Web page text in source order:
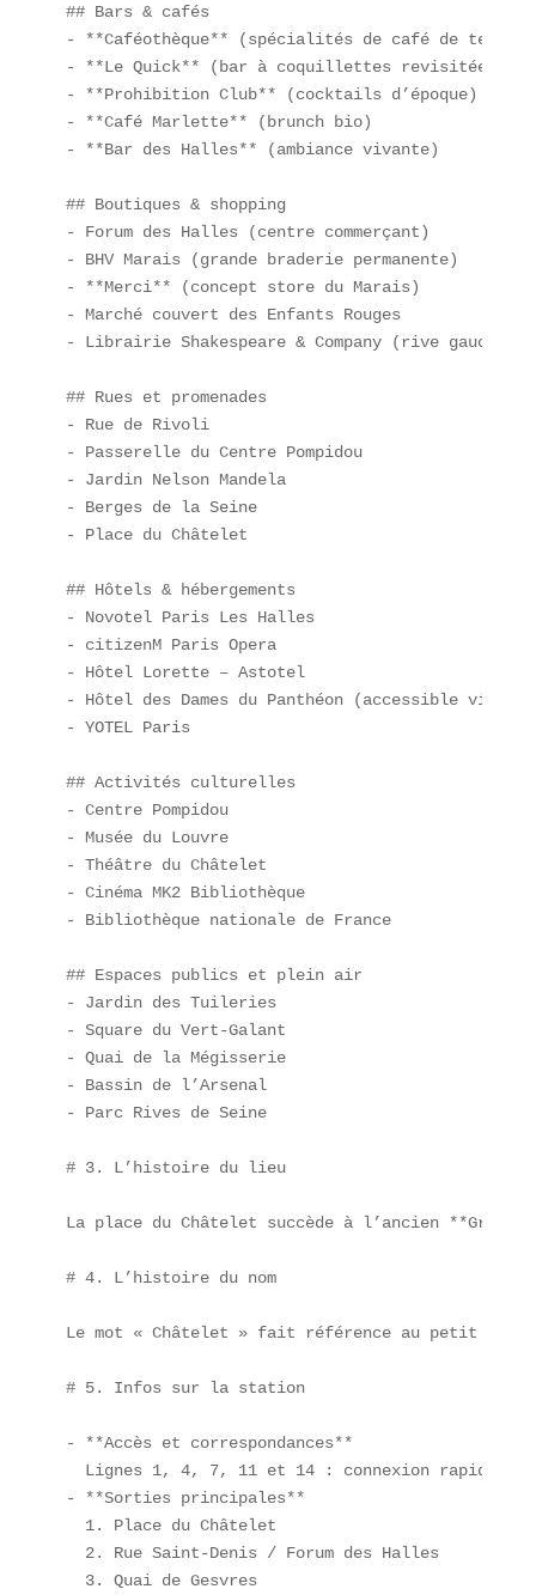
## Bars & cafés
- **Caféothèque** (spécialités de café de
- **Le Quick** (bar à coquillettes revisitées)
- **Prohibition Club** (cocktails d’époque)
- **Café Marlette** (brunch bio)
- **Bar des Halles** (ambiance vivante)
## Boutiques & shopping
- Forum des Halles (centre commerçant)
- BHV Marais (grande braderie permanente)
- **Merci** (concept store du Marais)
- Marché couvert des Enfants Rouges
- Librairie Shakespeare & Company (rive gauche)
## Rues et promenades
- Rue de Rivoli
- Passerelle du Centre Pompidou
- Jardin Nelson Mandela
- Berges de la Seine
- Place du Châtelet
## Hôtels & hébergements
- Novotel Paris Les Halles
- citizenM Paris Opera
- Hôtel Lorette – Astotel
- Hôtel des Dames du Panthéon (accessible via
- YOTEL Paris
## Activités culturelles
- Centre Pompidou
- Musée du Louvre
- Théâtre du Châtelet
- Cinéma MK2 Bibliothèque
- Bibliothèque nationale de France
## Espaces publics et plein air
- Jardin des Tuileries
- Square du Vert-Galant
- Quai de la Mégisserie
- Bassin de l’Arsenal
- Parc Rives de Seine
# 3. L’histoire du lieu
La place du Châtelet succède à l’ancien
# 4. L’histoire du nom
Le mot « Châtelet » fait référence au petit
# 5. Infos sur la station
- **Accès et correspondances**
Lignes 1, 4, 7, 11 et 14 : connexion rapide
- **Sorties principales**
  1. Place du Châtelet
  2. Rue Saint-Denis / Forum des Halles
  3. Quai de Gesvres